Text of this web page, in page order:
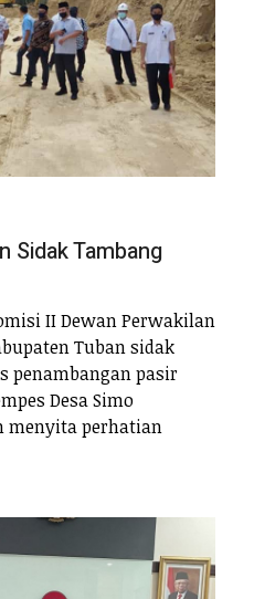
Sidak Tambang
II Dewan Perwakilan
Tuban sidak
penambangan pasir
Desa Simo
menyita perhatian